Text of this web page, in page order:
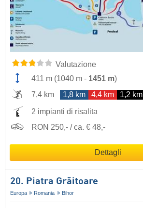
Valutazione
411 m (1040 m - 1451 m)
7,4 km
1,8 km 4,4 km 1,2 km
2 impianti di risalita
RON 250,- / ca. € 48,-
Dettagli
20. Piatra Grăitoare
Europa Romania Bihor